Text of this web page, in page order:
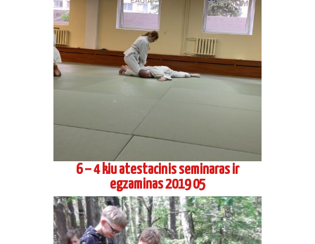
6 – 4 kiu atestacinis seminaras ir
egzaminas 2019 05